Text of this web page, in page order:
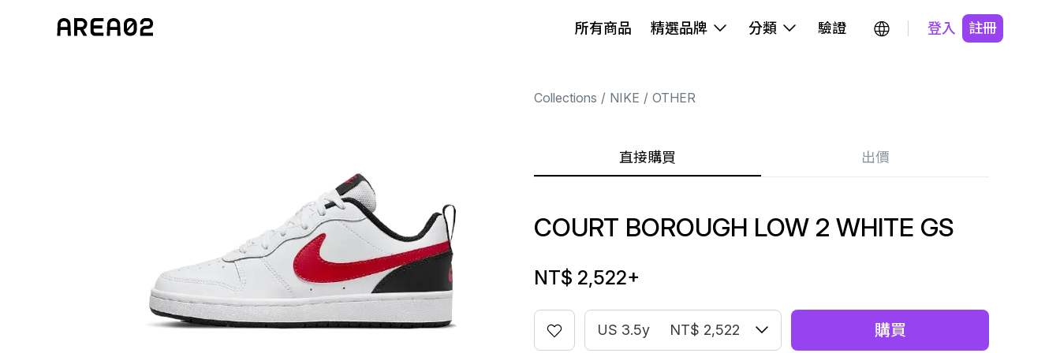
所有商品 精選品牌 分類 驗證 登入 註冊
Collections NIKE OTHER
直接購買 出價
COURT BOROUGH LOW 2 WHITE GS
NT$ 2,522+
US 3.5y NT$ 2,522 購買